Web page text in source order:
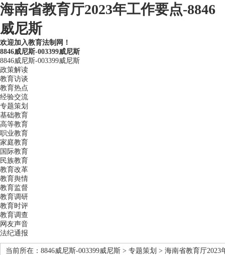
海南省教育厅2023年工作要点-8846
威尼斯
欢迎加入教育法制网！
8846威尼斯-003399威尼斯
8846威尼斯-003399威尼斯
政策解读
教育访谈
教育热点
经验交流
专题策划
基础教育
高等教育
职业教育
家庭教育
国际教育
民族教育
教育改革
教育舆情
教育监督
教育调研
教育时评
教育调查
网友声音
法纪通报
当前所在： 8846威尼斯-003399威尼斯 > 专题策划 > 海南省教育厅2023